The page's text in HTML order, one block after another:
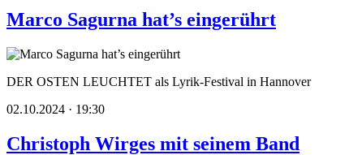
Marco Sagurna hat’s eingerührt
DER OSTEN LEUCHTET als Lyrik-Festival in Hannover
02.10.2024 · 19:30
Christoph Wirges mit seinem Band